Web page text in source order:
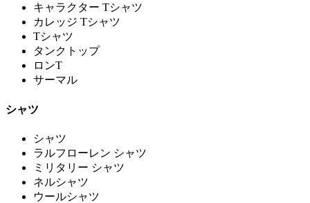
キャラクター Tシャツ
カレッジ Tシャツ
Tシャツ
タンクトップ
ロンT
サーマル
シャツ
シャツ
ラルフローレン シャツ
ミリタリー シャツ
ネルシャツ
ウールシャツ